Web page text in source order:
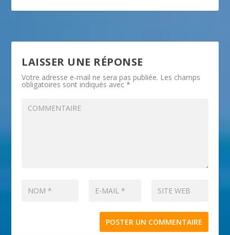
LAISSER UNE RÉPONSE
Votre adresse e-mail ne sera pas publiée. Les champs
obligatoires sont indiqués avec*